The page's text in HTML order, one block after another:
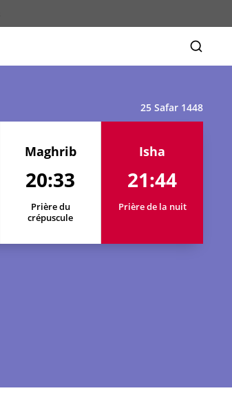
25 Safar 1448
Maghrib
20:33
Prière du
crépuscule
Isha
21:44
Prière de la nuit